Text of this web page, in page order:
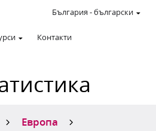
Контакти
България -български
Европа